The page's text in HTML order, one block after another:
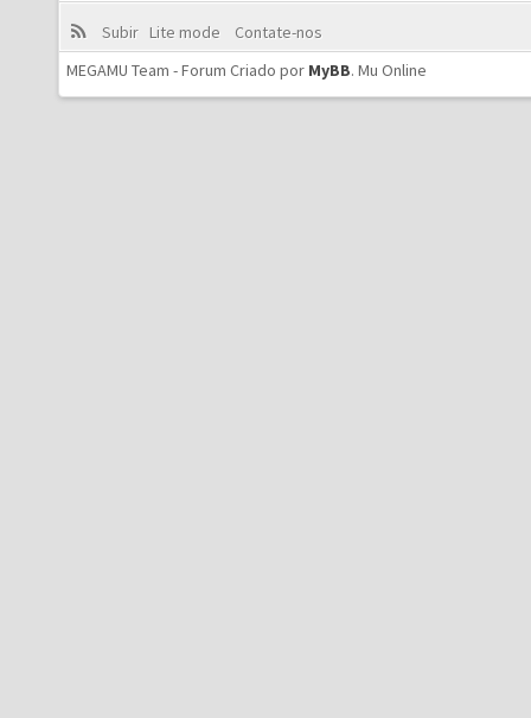
Subir Lite mode
Contate-nos
MEGAMU Team - Forum Criado por MyBB. Mu Online